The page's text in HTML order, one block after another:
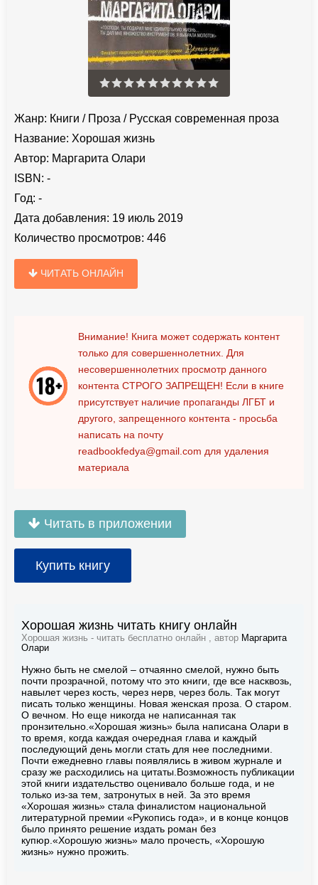
Жанр: Книги / Проза / Русская современная проза
Название: Хорошая жизнь
Автор: Маргарита Олари
ISBN: -
Год: -
Дата добавления: 19 июль 2019
Количество просмотров: 446
ЧИТАТЬ ОНЛАЙН
Внимание! Книга может содержать контент
только для совершеннолетних. Для
несовершеннолетних просмотр данного
контента СТРОГО ЗАПРЕЩЕН! Если в книге
присутствует наличие пропаганды ЛГБТ и
другого, запрещенного контента - просьба
написать на почту
readbookfedya@gmail.com для удаления
материала
Читать в приложении
Купить книгу
Хорошая жизнь читать книгу онлайн
Хорошая жизнь - читать бесплатно онлайн , автор Маргарита
Олари
Нужно быть не смелой – отчаянно смелой, нужно быть
почти прозрачной, потому что это книги, где все насквозь,
навылет через кость, через нерв, через боль. Так могут
писать только женщины. Новая женская проза. О старом.
О вечном. Но еще никогда не написанная так
пронзительно.«Хорошая жизнь» была написана Олари в
то время, когда каждая очередная глава и каждый
последующий день могли стать для нее последними.
Почти ежедневно главы появлялись в живом журнале и
сразу же расходились на цитаты.Возможность публикации
этой книги издательство оценивало больше года, и не
только из-за тем, затронутых в ней. За это время
«Хорошая жизнь» стала финалистом национальной
литературной премии «Рукопись года», и в конце концов
было принято решение издать роман без
купюр.«Хорошую жизнь» мало прочесть, «Хорошую
жизнь» нужно прожить.